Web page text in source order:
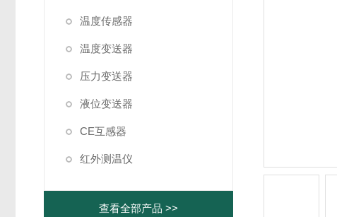
温度传感器
温度变送器
压力变送器
液位变送器
CE互感器
红外测温仪
查看全部产品 >>